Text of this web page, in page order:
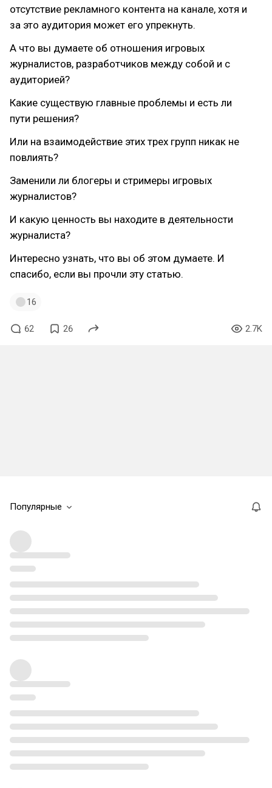
отсутствие рекламного контента на канале, хотя и
за это аудитория может его упрекнуть.
А что вы думаете об отношения игровых
журналистов, разработчиков между собой и с
аудиторией?
Какие существую главные проблемы и есть ли
пути решения?
Или на взаимодействие этих трех групп никак не
повлиять?
Заменили ли блогеры и стримеры игровых
журналистов?
И какую ценность вы находите в деятельности
журналиста?
Интересно узнать, что вы об этом думаете. И
спасибо, если вы прочли эту статью.
16
62 26 2.7K
Популярные